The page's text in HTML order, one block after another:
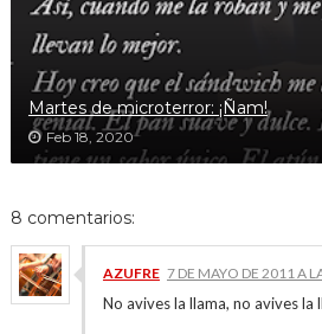
Martes de microterror: ¡Ñam!
Feb 18, 2020
8 comentarios:
AZUFRE 7 DE MAYO DE 2011 A
No avives la llama, no avives la